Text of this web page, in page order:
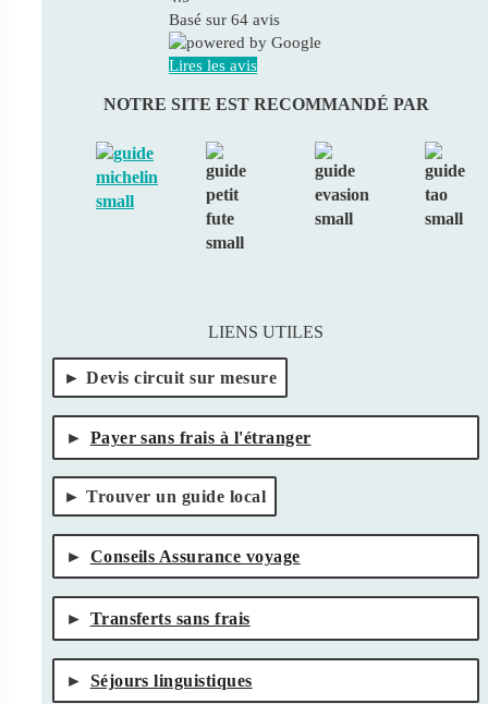
Basé sur 64 avis
Lires les avis
NOTRE SITE EST RECOMMANDÉ PAR
LIENS UTILES
Devis circuit sur mesure
Payer sans frais à l'étranger
Trouver un guide local
Conseils Assurance voyage
Transferts sans frais
Séjours linguistiques